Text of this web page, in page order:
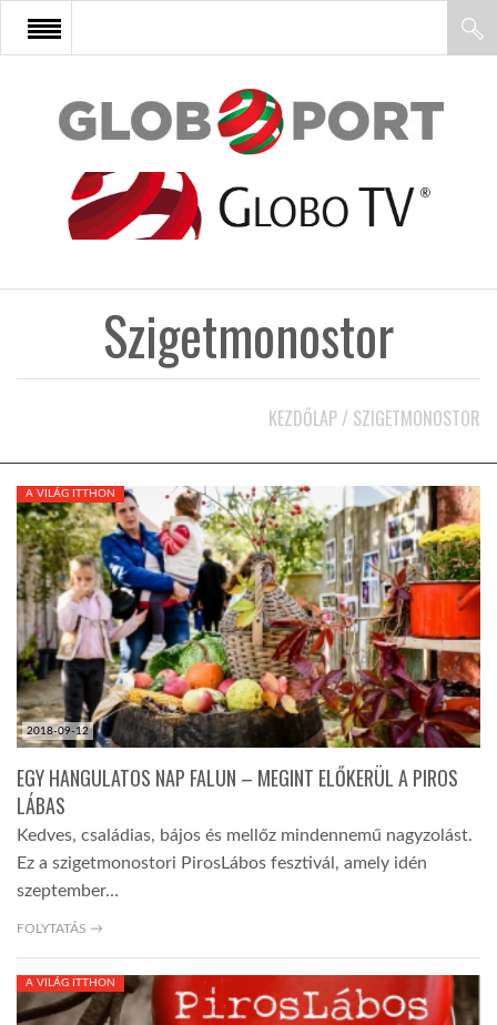
FŐOLDAL
AFRIKA
KÖZEL-KELET
AUSZTRÁLIA
A VILÁG ITTHON
GLOBOTV BP
Szigetmonostor
KEZDŐLAP / SZIGETMONOSTOR
2018-09-12
A VILÁG ITTHON
EGY HANGULATOS NAP FALUN – MEGINT ELŐKERÜL A PIROS
LÁBAS
Kedves, családias, bájos és mellőz mindennemű nagyzolást.
Ez a szigetmonostori PirosLábos fesztivál, amely idén
szeptember…
FOLYTATÁS →
A VILÁG ITTHON